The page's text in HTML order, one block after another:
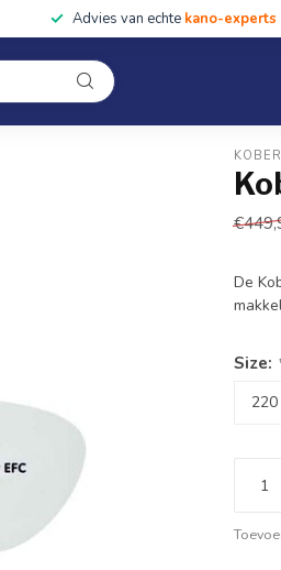
Advies van echte kano-experts
Uitrusting Accessoires
Onze winkel
KOBER
De
Size: